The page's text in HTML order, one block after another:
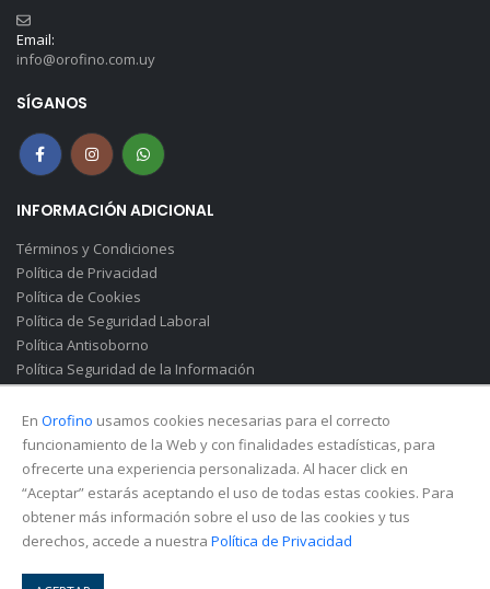
Email:
info@orofino.com.uy
SÍGANOS
INFORMACIÓN ADICIONAL
Términos y Condiciones
Política de Privacidad
Política de Cookies
Política de Seguridad Laboral
Política Antisoborno
Política Seguridad de la Información
En Orofino usamos cookies necesarias para el correcto
funcionamiento de la Web y con finalidades estadísticas, para
ofrecerte una experiencia personalizada. Al hacer click en
“Aceptar” estarás aceptando el uso de todas estas cookies. Para
obtener más información sobre el uso de las cookies y tus
derechos, accede a nuestra Política de Privacidad